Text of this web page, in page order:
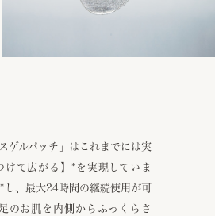
ゲルパッチ」は これまでには実
て広がる】 *を実現していま
* し、最大24時間の継続使用が可
のお肌を内側からふっくらさ